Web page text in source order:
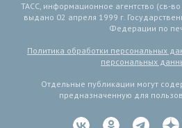
ТАСС, информационное агентство (св-
выдано 02 апреля 1999 г.
Федерации по
Политика обработки персональных
персональных
Отдельные публикации могут
предназначенную для